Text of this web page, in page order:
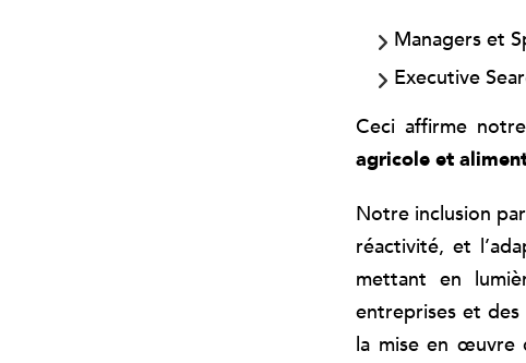
Managers et
Executive
Ceci affirme
agricole et
Notre inclusion
réactivité, et
mettant en
entreprises et
la mise en œuvre